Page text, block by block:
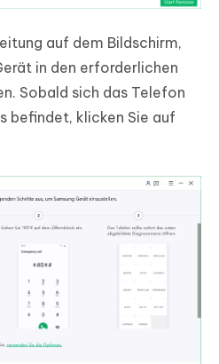
auf dem Bildschirm,
in den erforderlichen
Sobald sich das Telefon
befindet, klicken Sie auf